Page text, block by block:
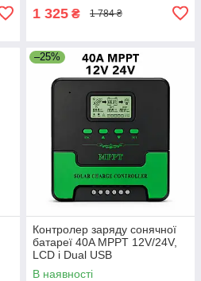
1 325 ₴ 1 784 ₴
–25%
Контролер заряду сонячної
батареї 40A MPPT 12V/24V,
LCD і Dual USB
Автоматичний з дисплеєм
В наявності